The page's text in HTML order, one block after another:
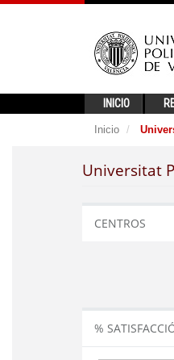
INICIO
Inicio
Universitat
CENTROS
%